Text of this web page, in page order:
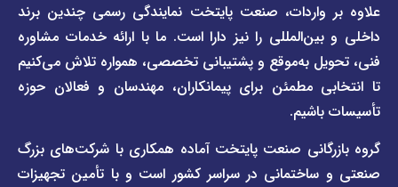
صنعت پایتخت نمایندگی رسمی چندین برند
را نیز دارا است. ما با ارائه خدمات مشاوره
به‌موقع و پشتیبانی تخصصی، همواره تلاش می‌کنیم
مطمئن برای پیمانکاران، مهندسان و فعالان حوزه
صنعت پایتخت آماده همکاری با شرکت‌های بزرگ
در سراسر کشور است و با تأمین تجهیزات
پول